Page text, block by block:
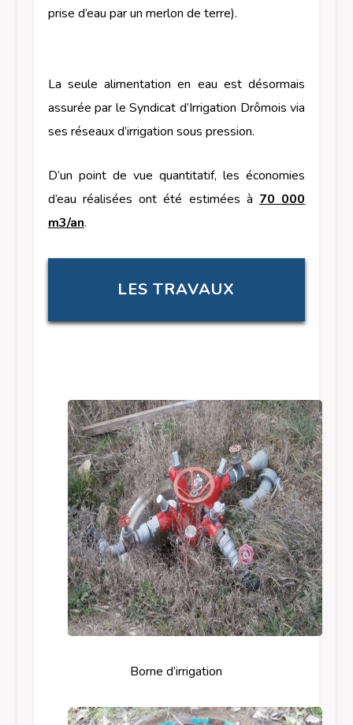
prise d’eau par un merlon de terre).
La seule alimentation en eau est désormais
assurée par le Syndicat d’Irrigation Drômois via
ses réseaux d’irrigation sous pression.
D’un point de vue quantitatif, les économies
d’eau réalisées ont été estimées à 70 000
m3/an.
LES TRAVAUX
Borne d’irrigation